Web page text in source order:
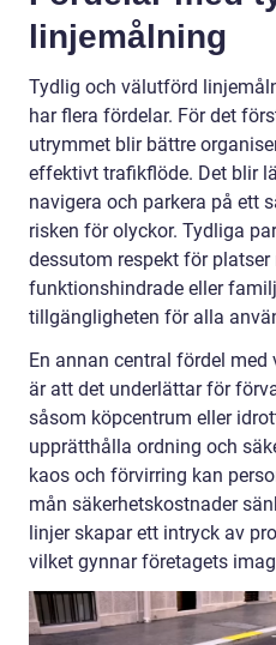
linjemålning
Tydlig och välutförd
har flera fördelar. För det
utrymmet blir bättre
effektivt trafikflöde. Det blir
navigera och parkera på ett
risken för olyckor. Tydliga
dessutom respekt för platser
funktionshindrade eller
tillgängligheten för alla
En annan central fördel
är att det underlättar för
såsom köpcentrum eller
upprätthålla ordning och
kaos och förvirring kan
mån säkerhetskostnader
linjer skapar ett intryck av
vilket gynnar företagets